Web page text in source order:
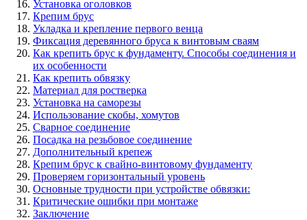
Установка оголовков
Крепим брус
Укладка и крепление первого венца
Фиксация деревянного бруса к винтовым сваям
Как крепить брус к фундаменту. Способы соединения и
их особенности
Как крепить обвязку
Материал для ростверка
Установка на саморезы
Использование скобы, хомутов
Сварное соединение
Посадка на резьбовое соединение
Дополнительный крепеж
Крепим брус к свайно-винтовому фундаменту
Проверяем горизонтальный уровень
Основные трудности при устройстве обвязки:
Критические ошибки при монтаже
Заключение